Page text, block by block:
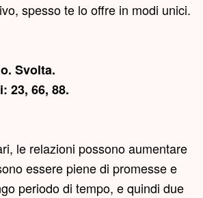
spesso te lo offre in modi unici.
Svolta.
23, 66, 88.
le relazioni possono aumentare
essere piene di promesse e
periodo di tempo, e quindi due